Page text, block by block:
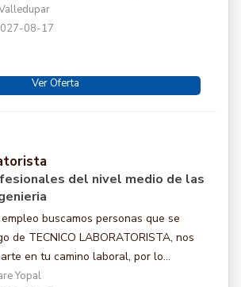
08-17
Ver Oferta
del nivel medio de las
buscamos personas que se
de TECNICO LABORATORISTA, nos
en tu camino laboral, por lo...
Yopal